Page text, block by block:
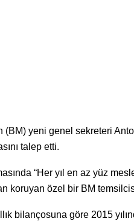
yeni genel sekreteri
talep etti.
“Her yıl en az yüz
koruyan özel bir BM
bilançosuna göre 2015